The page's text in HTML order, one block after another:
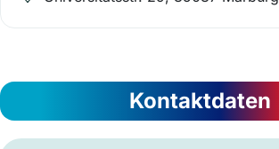
Kontaktdaten